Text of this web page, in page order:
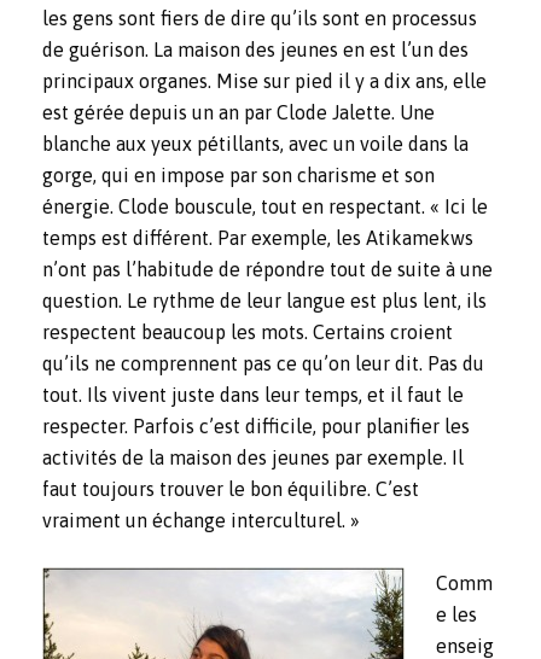
les gens sont fiers de dire qu’ils sont en processus
de guérison. La maison des jeunes en est l’un des
principaux organes. Mise sur pied il y a dix ans, elle
est gérée depuis un an par Clode Jalette. Une
blanche aux yeux pétillants, avec un voile dans la
gorge, qui en impose par son charisme et son
énergie. Clode bouscule, tout en respectant. « Ici le
temps est différent. Par exemple, les Atikamekws
n’ont pas l’habitude de répondre tout de suite à une
question. Le rythme de leur langue est plus lent, ils
respectent beaucoup les mots. Certains croient
qu’ils ne comprennent pas ce qu’on leur dit. Pas du
tout. Ils vivent juste dans leur temps, et il faut le
respecter. Parfois c’est difficile, pour planifier les
activités de la maison des jeunes par exemple. Il
faut toujours trouver le bon équilibre. C’est
vraiment un échange interculturel. »
Comm
e les
enseig